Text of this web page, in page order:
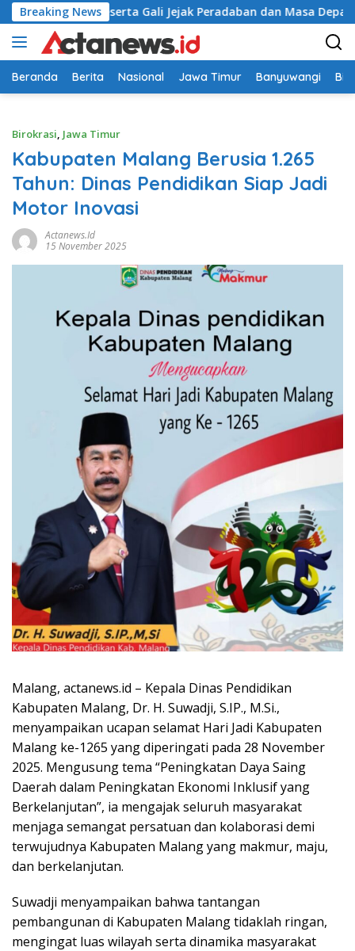
Langsung
ke
konten
Breaking News
Peserta Gali Jejak Peradaban dan Masa Depan Budaya
Beranda Berita Nasional Jawa Timur Banyuwangi
Birokrasi, Jawa Timur
Kabupaten Malang Berusia 1.265
Tahun: Dinas Pendidikan Siap Jadi
Motor Inovasi
Actanews.id
15 November 2025
Malang, actanews.id – Kepala Dinas Pendidikan
Kabupaten Malang, Dr. H. Suwadji, S.IP., M.Si.,
menyampaikan ucapan selamat Hari Jadi Kabupaten
Malang ke-1265 yang diperingati pada 28 November
2025. Mengusung tema “Peningkatan Daya Saing
Daerah dalam Peningkatan Ekonomi Inklusif yang
Berkelanjutan”, ia mengajak seluruh masyarakat
menjaga semangat persatuan dan kolaborasi demi
terwujudnya Kabupaten Malang yang makmur, maju,
dan berkelanjutan.
Suwadji menyampaikan bahwa tantangan
pembangunan di Kabupaten Malang tidaklah ringan,
mengingat luas wilayah serta dinamika masyarakat